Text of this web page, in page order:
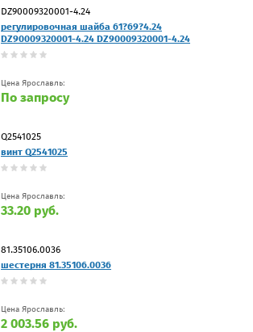
DZ90009320001-4.24
регулировочная шайба 61?69?4.24
DZ90009320001-4.24 DZ90009320001-4.24
Цена Ярославль:
По запросу
Q2541025
винт Q2541025
Цена Ярославль:
33.20 руб.
81.35106.0036
шестерня 81.35106.0036
Цена Ярославль:
2 003.56 руб.